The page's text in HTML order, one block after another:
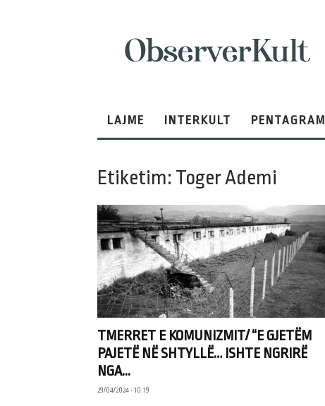
LAJME INTERKULT PENTAGRAM
Etiketim: Toger Ademi
TMERRET E KOMUNIZMIT/ “E GJETËM
PAJETË NË SHTYLLË… ISHTE NGRIRË
NGA...
29/04/2024 • 10:19